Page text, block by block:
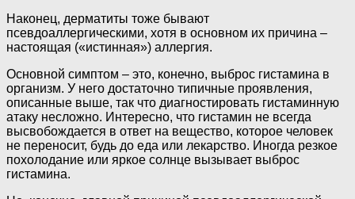
Наконец, дерматиты тоже бывают
псевдоаллергическими, хотя в основном их причина –
настоящая («истинная») аллергия.
Основной симптом – это, конечно, выброс гистамина в
организм. У него достаточно типичные проявления,
описанные выше, так что диагностировать гистаминную
атаку несложно. Интересно, что гистамин не всегда
высвобождается в ответ на вещество, которое человек
не переносит, будь до еда или лекарство. Иногда резкое
похолодание или яркое солнце вызывает выброс
гистамина.